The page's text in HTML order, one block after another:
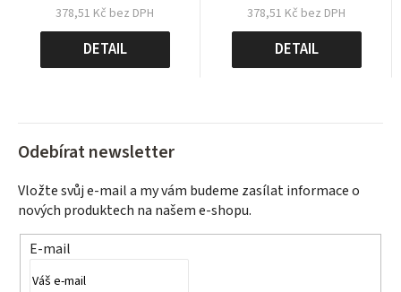
378,51 Kč bez DPH
Měrná
cena:
DETAIL
378,51 Kč bez DPH
Měrná
cena:
DETAIL
Odebírat newsletter
Vložte svůj e-mail a my vám budeme zasílat informace o
nových produktech na našem e-shopu.
E-mail